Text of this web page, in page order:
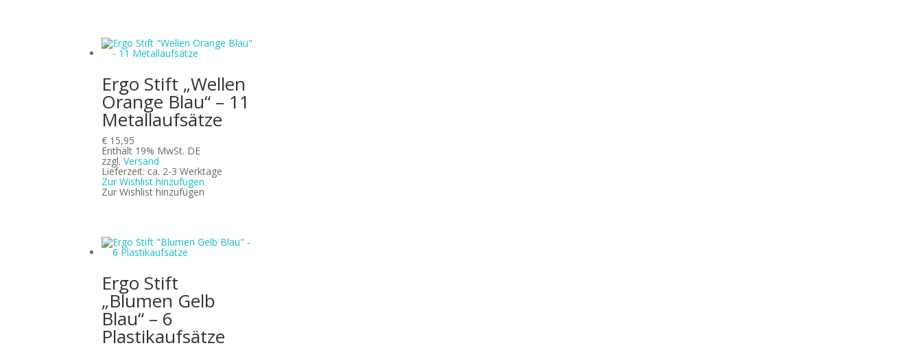
Ergo Stift „Wellen
Orange Blau“ – 11
Metallaufsätze
€ 15,95
Enthält 19% MwSt. DE
zzgl.Versand
Lieferzeit: ca. 2-3 Werktage
Zur Wishlist hinzufügen
Zur Wishlist hinzufügen
Ergo Stift
„Blumen Gelb
Blau“ – 6
Plastikaufsätze